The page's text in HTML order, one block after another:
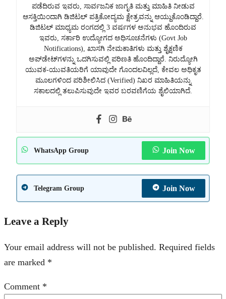
ಪಡೆದಿರುವ ಇವರು, ಸಾರ್ವಜನಿಕ ಜಾಗೃತಿ ಮತ್ತು ಮಾಹಿತಿ ನೀಡುವ
ಆಸಕ್ತಿಯಿಂದಾಗಿ ಡಿಜಿಟಲ್ ಪತ್ರಿಕೋದ್ಯಮ ಕ್ಷೇತ್ರವನ್ನು ಆಯ್ದುಕೊಂಡಿದ್ದಾರೆ.
ಡಿಜಿಟಲ್ ಮಾಧ್ಯಮ ರಂಗದಲ್ಲಿ 3 ವರ್ಷಗಳ ಅನುಭವ ಹೊಂದಿರುವ
ಇವರು, ಸರ್ಕಾರಿ ಉದ್ಯೋಗದ ಅಧಿಸೂಚನೆಗಳು (Govt Job
Notifications), ಖಾಸಗಿ ನೇಮಕಾತಿಗಳು ಮತ್ತು ಶೈಕ್ಷಣಿಕ
ಅಪ್‌ಡೇಟ್‌ಗಳನ್ನು ಒದಗಿಸುವಲ್ಲಿ ಪರಿಣತಿ ಹೊಂದಿದ್ದಾರೆ. ನಿರುದ್ಯೋಗಿ
ಯುವಕ-ಯುವತಿಯರಿಗೆ ಯಾವುದೇ ಗೊಂದಲವಿಲ್ಲದೆ, ಕೇವಲ ಅಧಿಕೃತ
ಮೂಲಗಳಿಂದ ಪರಿಶೀಲಿಸಿದ (Verified) ನಿಖರ ಮಾಹಿತಿಯನ್ನು
ಸಕಾಲದಲ್ಲಿ ತಲುಪಿಸುವುದೇ ಇವರ ಬರವಣಿಗೆಯ ಶೈಲಿಯಾಗಿದೆ.
WhatsApp Group Join Now
Telegram Group Join Now
Leave a Reply
Your email address will not be published. Required fields
are marked *
Comment *